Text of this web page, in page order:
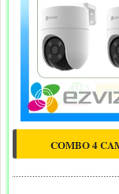
COMBO 4